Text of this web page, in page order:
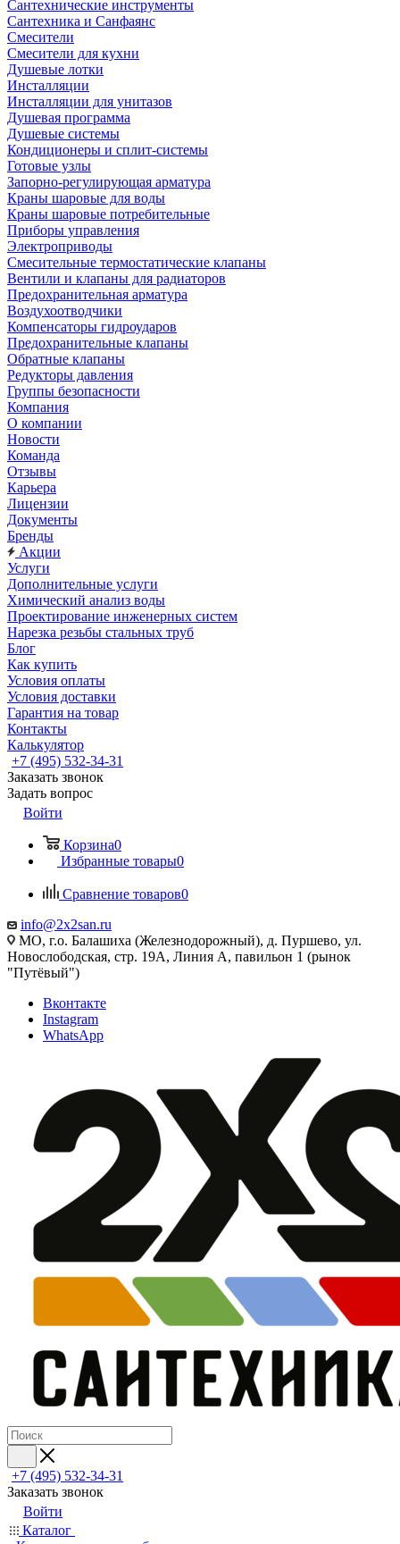
Сантехнические инструменты
Сантехника и Санфаянс
Смесители
Смесители для кухни
Душевые лотки
Инсталляции
Инсталляции для унитазов
Душевая программа
Душевые системы
Кондиционеры и сплит-системы
Готовые узлы
Запорно-регулирующая арматура
Краны шаровые для воды
Краны шаровые потребительные
Приборы управления
Электроприводы
Смесительные термостатические клапаны
Вентили и клапаны для радиаторов
Предохранительная арматура
Воздухоотводчики
Компенсаторы гидроударов
Предохранительные клапаны
Обратные клапаны
Редукторы давления
Группы безопасности
Компания
О компании
Новости
Команда
Отзывы
Карьера
Лицензии
Документы
Бренды
Акции
Услуги
Дополнительные услуги
Химический анализ воды
Проектирование инженерных систем
Нарезка резьбы стальных труб
Блог
Как купить
Условия оплаты
Условия доставки
Гарантия на товар
Контакты
Калькулятор
+7 (495) 532‑34‑31
Заказать звонок
Задать вопрос
Войти
Корзина0
Избранные товары0
Сравнение товаров0
info@2x2san.ru
МО, г.о. Балашиха (Железнодорожный), д. Пуршево, ул.
Новослободская, стр. 19А, Линия А, павильон 1 (рынок
"Путёвый")
Вконтакте
Instagram
WhatsApp
+7 (495) 532‑34‑31
Заказать звонок
Войти
Каталог